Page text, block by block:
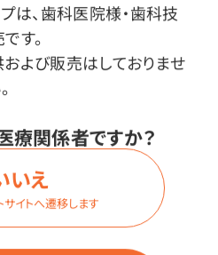
は、歯科医院様・歯科技
す。
よび販売はしておりませ
療関係者ですか？
いえ
サイトへ遷移します
手洗い後つけてすぐに作業で